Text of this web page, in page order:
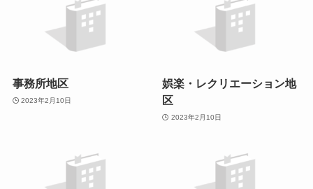
事務所地区
2023年2月10日
娯楽・レクリエーション地
区
2023年2月10日